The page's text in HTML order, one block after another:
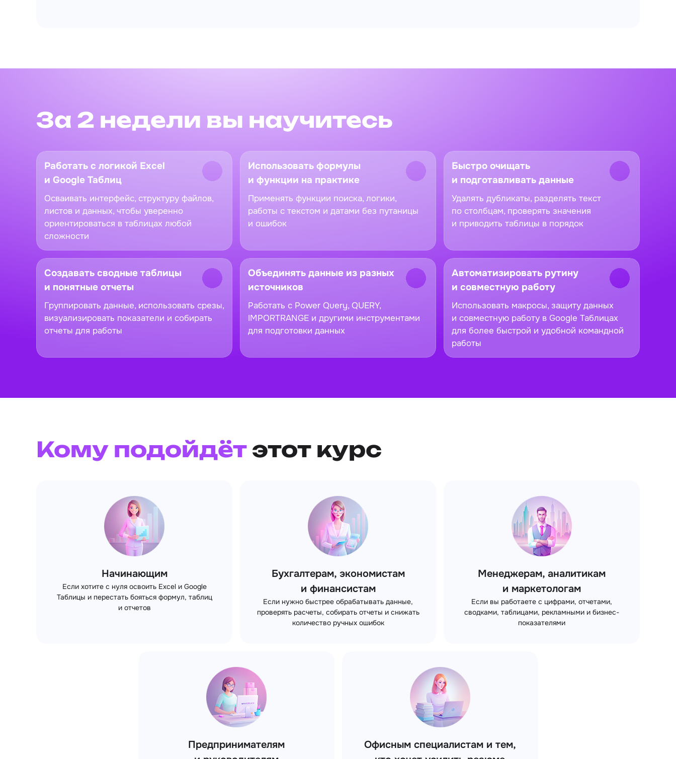
За 2 недели вы научитесь
Работать с логикой Excel
и Google Таблиц
Осваивать интерфейс, структуру файлов,
листов и данных, чтобы уверенно
ориентироваться в таблицах любой
сложности
Использовать формулы
и функции на практике
Применять функции поиска, логики,
работы с текстом и датами без путаницы
и ошибок
Быстро очищать
и подготавливать данные
Удалять дубликаты, разделять текст
по столбцам, проверять значения
и приводить таблицы в порядок
Создавать сводные таблицы
и понятные отчеты
Группировать данные, использовать срезы,
визуализировать показатели и собирать
отчеты для работы
Объединять данные из разных
источников
Работать с Power Query, QUERY,
IMPORTRANGE и другими инструментами
для подготовки данных
Автоматизировать рутину
и совместную работу
Использовать макросы, защиту данных
и совместную работу в Google Таблицах
для более быстрой и удобной командной
работы
Кому подойдёт этот курс
Начинающим
Если хотите с нуля освоить Excel и Google
Таблицы и перестать бояться формул, таблиц
и отчетов
Бухгалтерам, экономистам
и финансистам
Если нужно быстрее обрабатывать данные,
проверять расчеты, собирать отчеты и снижать
количество ручных ошибок
Менеджерам, аналитикам
и маркетологам
Если вы работаете с цифрами, отчетами,
сводками, таблицами, рекламными и бизнес-
показателями
Предпринимателям
Офисным специалистам и тем,